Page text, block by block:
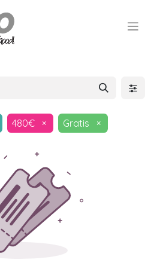
480€ × Gratis ×